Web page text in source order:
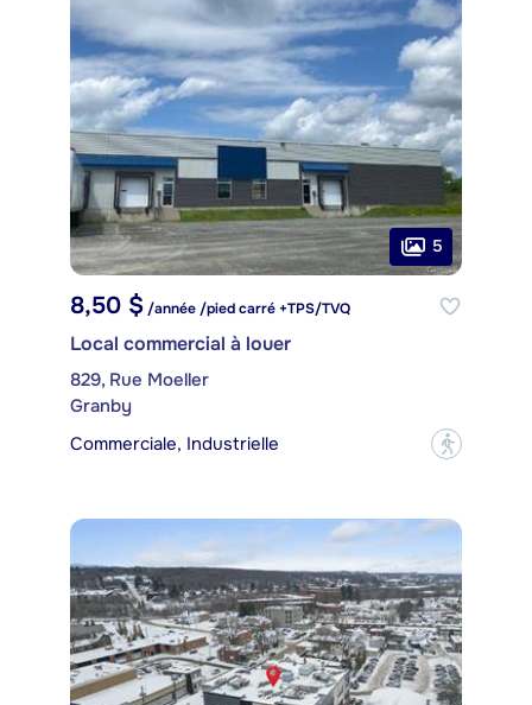
5
8,50 $/année /pied carré +TPS/TVQ
Local commercial à louer
829, Rue Moeller
Granby
Commerciale, Industrielle
?